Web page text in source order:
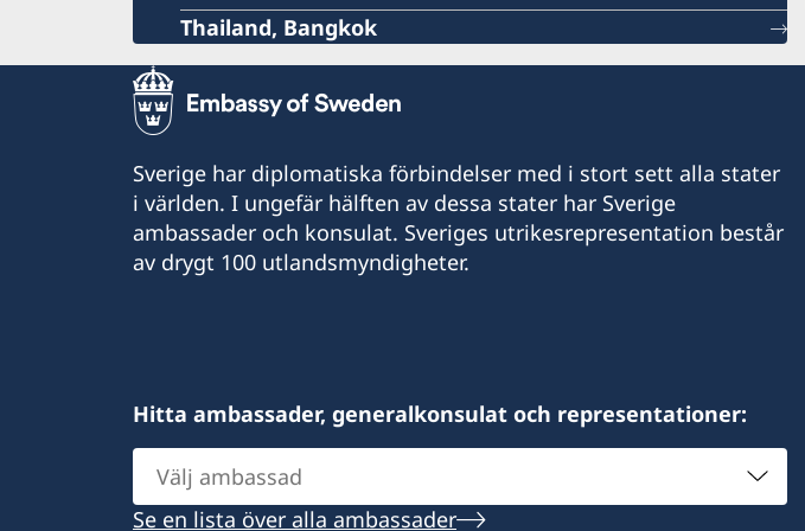
Thailand, Bangkok
Sverige har diplomatiska förbindelser med i stort sett alla stater
i världen. I ungefär hälften av dessa stater har Sverige
ambassader och konsulat. Sveriges utrikesrepresentation består
av drygt 100 utlandsmyndigheter.
Hitta ambassader, generalkonsulat och representationer:
Välj
ambassad
Se en lista över alla ambassader